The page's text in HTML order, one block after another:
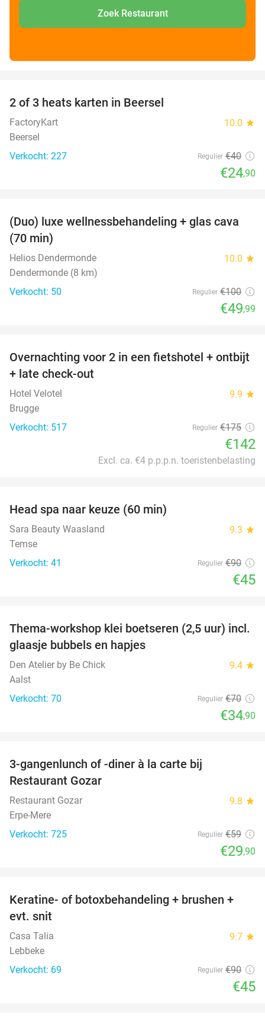
Zoek Restaurant
2 of 3 heats karten in Beersel
FactoryKart 10.0 star
Beersel
Verkocht: 227
Regulier €40
€24,90
50%
(Duo) luxe wellnessbehandeling + glas cava
(70 min)
Helios Dendermonde 10.0 star
Dendermonde (8 km)
Verkocht: 50
Regulier €100
€49,99
19%
Overnachting voor 2 in een fietshotel + ontbijt
+ late check-out
Hotel Velotel 9.9 star
Brugge
Verkocht: 517
Regulier €175
€142
Excl. ca. €4 p.p.p.n. toeristenbelasting
Head spa naar keuze (60 min)
Sara Beauty Waasland 9.3 star
Temse
Verkocht: 41
Regulier €90
€45
50%
Thema-workshop klei boetseren (2,5 uur) incl.
glaasje bubbels en hapjes
Den Atelier by Be Chick 9.4 star
Aalst
Verkocht: 70
Regulier €70
€34,90
3-gangenlunch of -diner à la carte bij
Restaurant Gozar
Restaurant Gozar 9.8 star
Erpe-Mere
Verkocht: 725
Regulier €59
€29,90
50%
Keratine- of botoxbehandeling + brushen +
evt. snit
Casa Talia 9.7 star
Lebbeke
Verkocht: 69
Regulier €90
€45